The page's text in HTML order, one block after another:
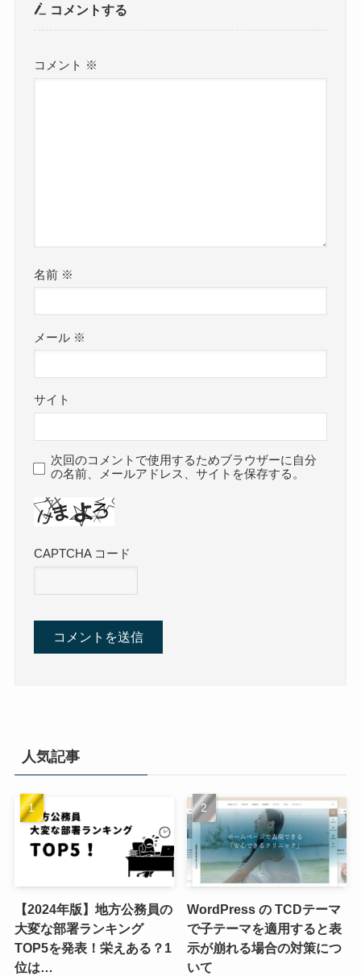
コメントする
コメント ※
名前 ※
メール ※
サイト
次回のコメントで使用するためブラウザーに自分
の名前、メールアドレス、サイトを保存する。
CAPTCHA コード
人気記事
【2024年版】地方公務員の
大変な部署ランキング
TOP5を発表！栄えある？1
位は…
WordPress の TCDテーマ
で子テーマを適用すると表
示が崩れる場合の対策につ
いて